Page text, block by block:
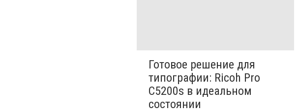
Готовое решение для
типографии: Ricoh Pro
C5200s в идеальном
состоянии